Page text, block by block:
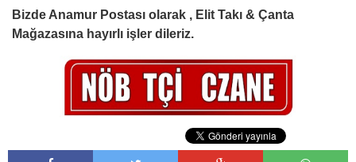
Bizde Anamur Postası olarak , Elit Takı & Çanta
Mağazasına hayırlı işler dileriz.